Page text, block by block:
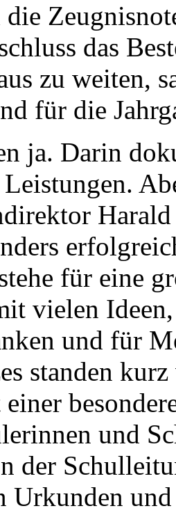
das
zu weiten,
für die
ja. Darin
für eine
vielen
und für
standen
und
der
Urkunden